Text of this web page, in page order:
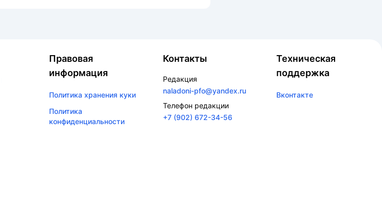
Правовая
информация
Политика хранения куки
Политика
конфиденциальности
Контакты
Редакция
naladoni-pfo@yandex.ru
Телефон редакции
+7 (902) 672-34-56
Техническая
поддержка
Вконтакте